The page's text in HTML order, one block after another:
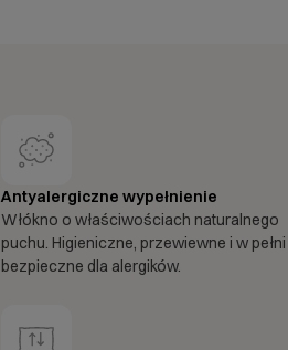
Antyalergiczne wypełnienie
Włókno o właściwościach naturalnego
puchu. Higieniczne, przewiewne i w pełni
bezpieczne dla alergików.